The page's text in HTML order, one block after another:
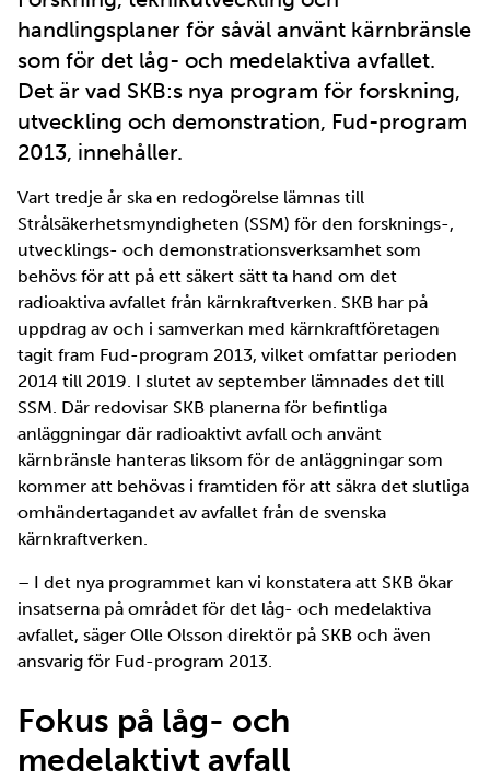
handlingsplaner för såväl använt kärnbränsle
som för det låg- och medelaktiva avfallet.
Det är vad SKB:s nya program för forskning,
utveckling och demonstration, Fud-program
2013, innehåller.
Vart tredje år ska en redogörelse lämnas till
Strålsäkerhetsmyndigheten (SSM) för den forsknings-,
utvecklings- och demonstrationsverksamhet som
behövs för att på ett säkert sätt ta hand om det
radioaktiva avfallet från kärnkraftverken. SKB har på
uppdrag av och i samverkan med kärnkraftföretagen
tagit fram Fud-program 2013, vilket omfattar perioden
2014 till 2019. I slutet av september lämnades det till
SSM. Där redovisar SKB planerna för befintliga
anläggningar där radioaktivt avfall och använt
kärnbränsle hanteras liksom för de anläggningar som
kommer att behövas i framtiden för att säkra det slutliga
omhändertagandet av avfallet från de svenska
kärnkraftverken.
– I det nya programmet kan vi konstatera att SKB ökar
insatserna på området för det låg- och medelaktiva
avfallet, säger Olle Olsson direktör på SKB och även
ansvarig för Fud-program 2013.
Fokus på låg- och
medelaktivt avfall